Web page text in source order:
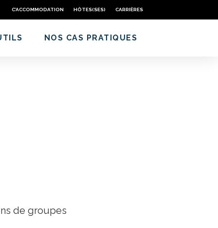
C’ACCOMMODATION HÔTES(SES) CARRIÈRES
NOS CAS PRATIQUES
de groupes